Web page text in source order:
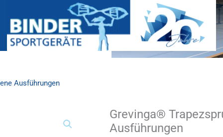
Ausführungen
Grevinga®
Ausführungen
Grevinga®
Trapezsprungkasten
-